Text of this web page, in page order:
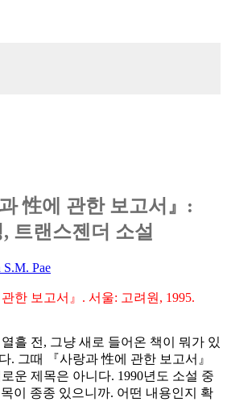
性에 관한 보고서』:
트랜스젠더 소설
Pae
한 보고서』. 서울: 고려원, 1995.
흘 전, 그냥 새로 들어온 책이 뭐가 있
. 그때 『사랑과 性에 관한 보고서』
운 제목은 아니다. 1990년도 소설 중
이 종종 있으니까. 어떤 내용인지 확